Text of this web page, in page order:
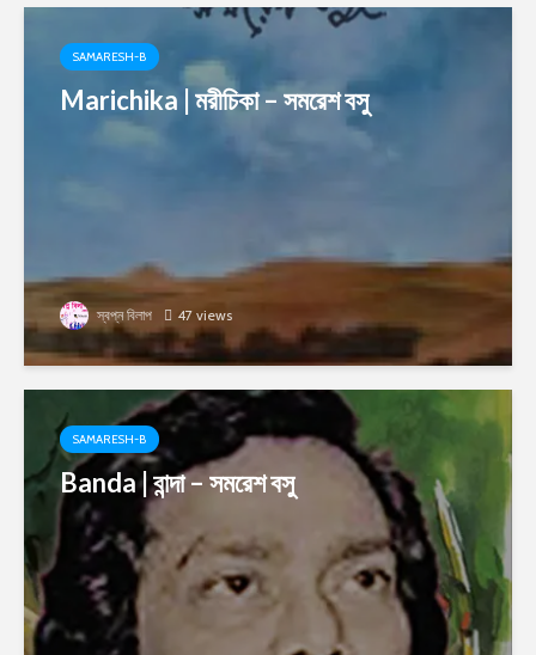
SAMARESH-B
Marichika | মরীচিকা – সমরেশ বসু
স্বপ্ন বিলাপ 47 views
SAMARESH-B
Banda | বান্দা – সমরেশ বসু